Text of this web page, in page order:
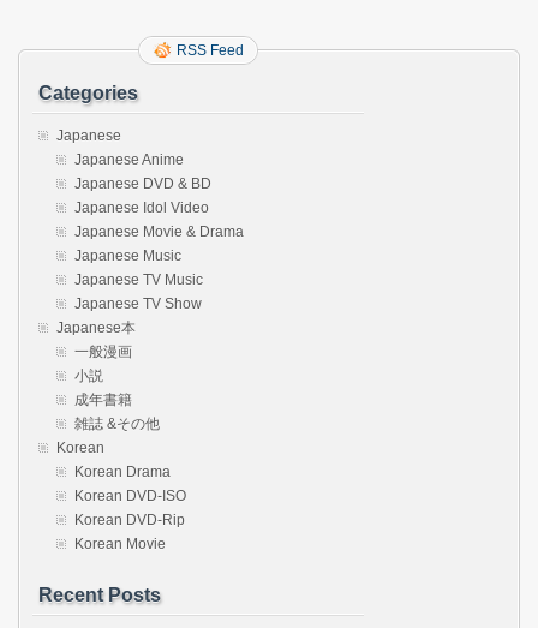
RSS Feed
Categories
Japanese
Japanese Anime
Japanese DVD & BD
Japanese Idol Video
Japanese Movie & Drama
Japanese Music
Japanese TV Music
Japanese TV Show
Japanese本
一般漫画
小説
成年書籍
雑誌 &その他
Korean
Korean Drama
Korean DVD-ISO
Korean DVD-Rip
Korean Movie
Recent Posts